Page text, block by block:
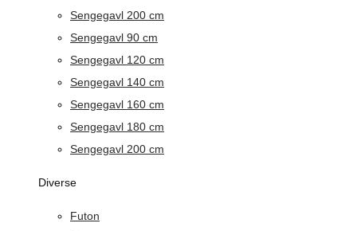
Sengegavl 200 cm
Sengegavl 90 cm
Sengegavl 120 cm
Sengegavl 140 cm
Sengegavl 160 cm
Sengegavl 180 cm
Sengegavl 200 cm
Diverse
Futon